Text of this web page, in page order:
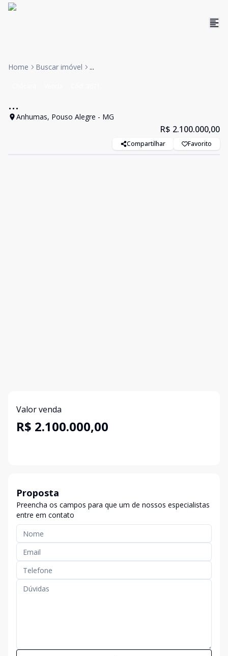
Home Buscar imóvel ...
...
Anhumas, Pouso Alegre - MG
R$ 2.100.000,00
Compartilhar Favorito
Valor venda
R$ 2.100.000,00
Proposta
Preencha os campos para que um de nossos especialistas
entre em contato